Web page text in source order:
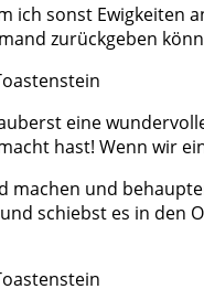
ich sonst
zurückgeben
eine
hast! Wenn wir
machen und
schiebst es in den